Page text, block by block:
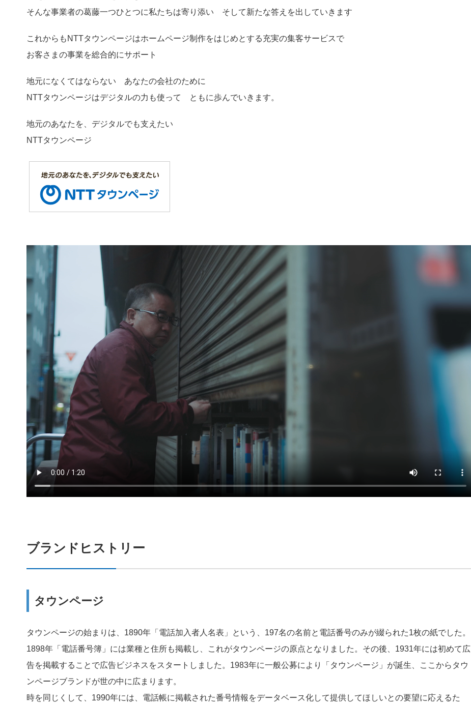
そんな事業者の葛藤一つひとつに私たちは寄り添い そして新たな答えを出していきます
これからもNTTタウンページはホームページ制作をはじめとする充実の集客サービスで
お客さまの事業を総合的にサポート
地元になくてはならない あなたの会社のために
NTTタウンページはデジタルの力も使って ともに歩んでいきます。
地元のあなたを、デジタルでも支えたい
NTTタウンページ
ブランドヒストリー
タウンページ
タウンページの始まりは、1890年「電話加入者人名表」という、197名の名前と電話番号のみが綴られた1枚の紙でした。
1898年「電話番号簿」には業種と住所も掲載し、これがタウンページの原点となりました。その後、1931年には初めて広
告を掲載することで広告ビジネスをスタートしました。1983年に一般公募により「タウンページ」が誕生、ここからタウ
ンページブランドが世の中に広まります。
時を同じくして、1990年には、電話帳に掲載された番号情報をデータベース化して提供してほしいとの要望に応えるた